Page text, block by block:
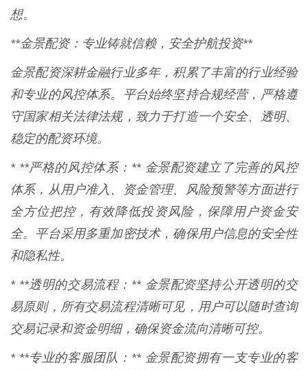
想。
**金景配资：专业铸就信赖，安全护航投资**
金景配资深耕金融行业多年，积累了丰富的行业经验
和专业的风控体系。平台始终坚持合规经营，严格遵
守国家相关法律法规，致力于打造一个安全、透明、
稳定的配资环境。
* **严格的风控体系：** 金景配资建立了完善的风控
体系，从用户准入、资金管理、风险预警等方面进行
全方位把控，有效降低投资风险，保障用户资金安
全。平台采用多重加密技术，确保用户信息的安全性
和隐私性。
* **透明的交易流程：** 金景配资坚持公开透明的交
易原则，所有交易流程清晰可见，用户可以随时查询
交易记录和资金明细，确保资金流向清晰可控。
* **专业的客服团队：** 金景配资拥有一支专业的客